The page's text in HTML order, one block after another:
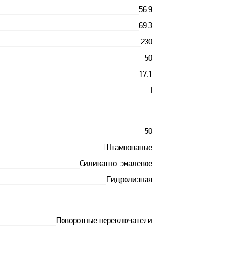
56.9
69.3
230
50
17.1
50
Штампованые
Силикатно-эмалевое
Гидролизная
Поворотные переключатели